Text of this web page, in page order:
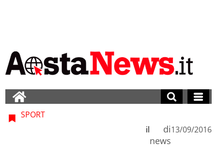
SPORT
di
news
il 13/09/2016